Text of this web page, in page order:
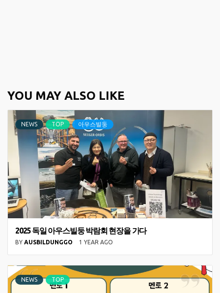
YOU MAY ALSO LIKE
NEWS TOP 아우스빌둥
2025 독일 아우스빌둥 박람회 현장을 가다
BY AUSBILDUNGGO 1 YEAR AGO
NEWS TOP